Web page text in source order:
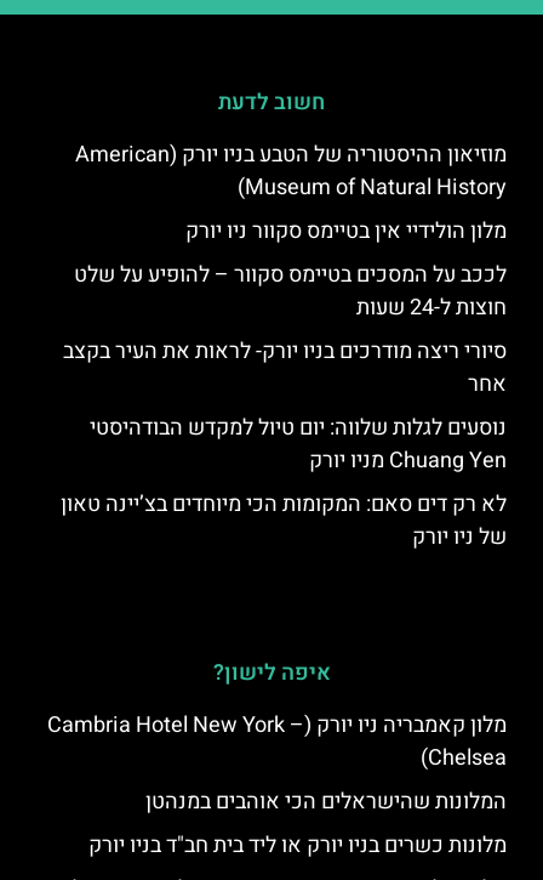
חשוב לדעת
מוזיאון ההיסטוריה של הטבע בניו יורק (American
Museum of Natural History)
מלון הולידיי אין בטיימס סקוור ניו יורק
לככב על המסכים בטיימס סקוור – להופיע על שלט
חוצות ל-24 שעות
סיורי ריצה מודרכים בניו יורק- לראות את העיר בקצב
אחר
נוסעים לגלות שלווה: יום טיול למקדש הבודהיסטי
Chuang Yen מניו יורק
לא רק דים סאם: המקומות הכי מיוחדים בצ’יינה טאון
של ניו יורק
איפה לישון?
מלון קאמבריה ניו יורק (Cambria Hotel New York –
Chelsea)
המלונות שהישראלים הכי אוהבים במנהטן
מלונות כשרים בניו יורק או ליד בית חב"ד בניו יורק